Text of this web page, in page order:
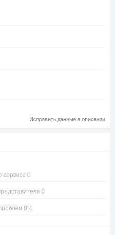
Исправить данные в описании
сервисе 0
0
0%